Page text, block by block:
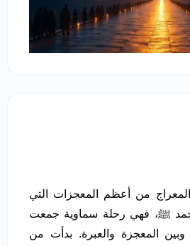
من أعظم المعجزات التي
ﷺ، فهي رحلة سماوية جمعت
وبين المعجزة والعبرة. بدأت من